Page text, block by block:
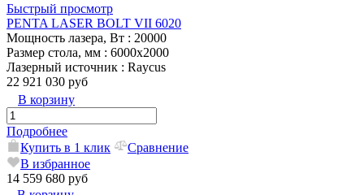
Быстрый просмотр
PENTA LASER BOLT VII 6020
Мощность лазера, Вт : 20000
Размер стола, мм : 6000х2000
Лазерный источник : Raycus
22 921 030 руб
В корзину
Подробнее
Купить в 1 клик
Сравнение
В избранное
14 559 680 руб